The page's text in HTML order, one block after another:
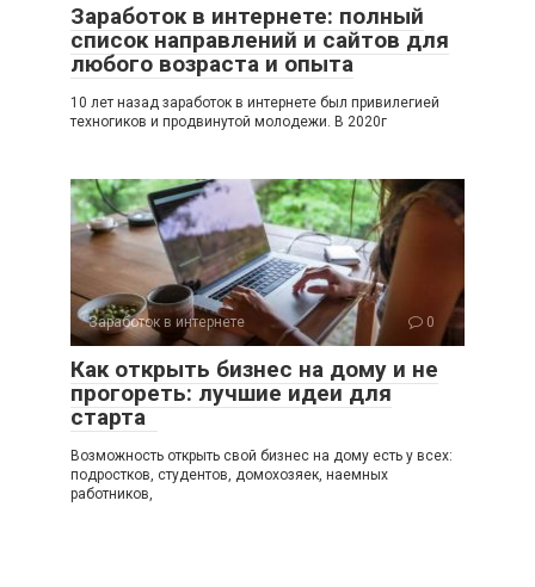
Заработок в интернете: полный
список направлений и сайтов для
любого возраста и опыта
10 лет назад заработок в интернете был привилегией
техногиков и продвинутой молодежи. В 2020г
Заработок в интернете 0
Как открыть бизнес на дому и не
прогореть: лучшие идеи для
старта
Возможность открыть свой бизнес на дому есть у всех:
подростков, студентов, домохозяек, наемных
работников,